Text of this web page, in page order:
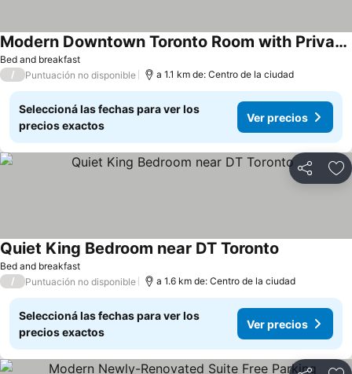
Bed and breakfast
Modern Downtown Toronto Room with Private Ensuite
/ Puntuación no disponible a 1.1 km de: Centro de la ciudad
Seleccioná las fechas para ver los
precios exactos
Ver precios
Compartir
Bed and breakfast
Quiet King Bedroom near DT Toronto
/ Puntuación no disponible a 1.6 km de: Centro de la ciudad
Seleccioná las fechas para ver los
precios exactos
Ver precios